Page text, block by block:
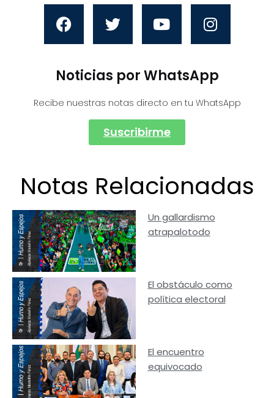
Noticias por WhatsApp
Recibe nuestras notas directo en tu WhatsApp
Suscribirme
Notas Relacionadas
Un gallardismo
atrapalotodo
El obstáculo como
política electoral
El encuentro
equivocado